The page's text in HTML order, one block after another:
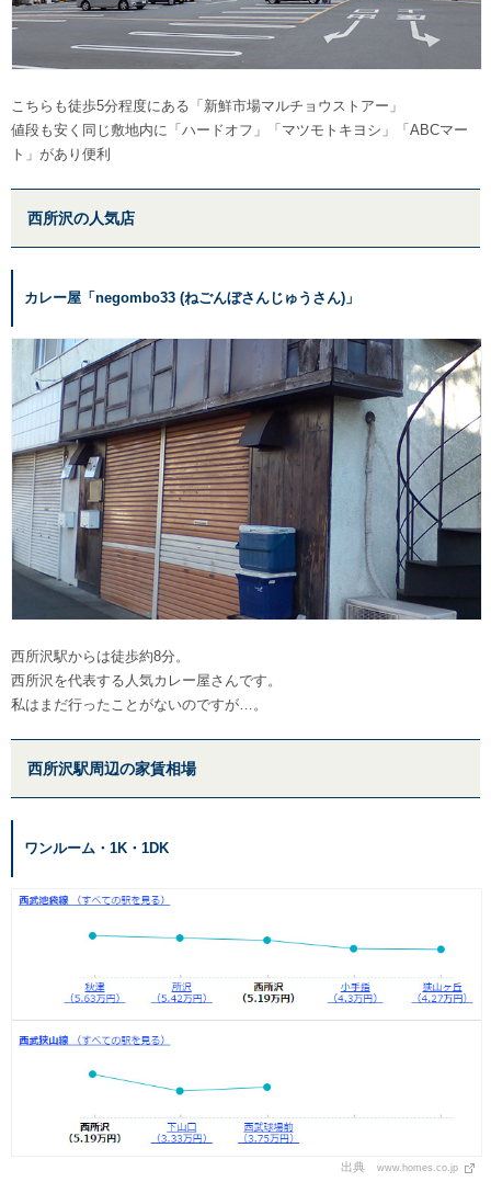
こちらも徒歩5分程度にある「新鮮市場マルチョウストアー」
値段も安く同じ敷地内に「ハードオフ」「マツモトキヨシ」「ABCマー
ト」があり便利
西所沢の人気店
カレー屋「negombo33 (ねごんぼさんじゅうさん)」
西所沢駅からは徒歩約8分。
西所沢を代表する人気カレー屋さんです。
私はまだ行ったことがないのですが…。
西所沢駅周辺の家賃相場
ワンルーム・1K・1DK
出典 www.homes.co.jp